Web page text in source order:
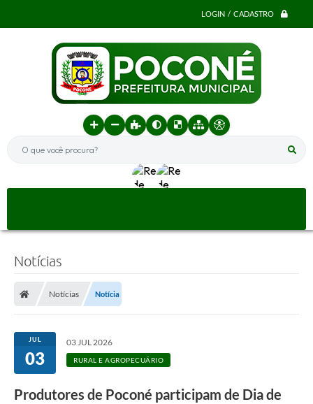
LOGIN / CADASTRO
O que você procura?
Notícias
Notícias Notícia
JUL
03
03 JUL 2026
RURAL E AGROPECUÁRIO
Produtores de Poconé participam de Dia de